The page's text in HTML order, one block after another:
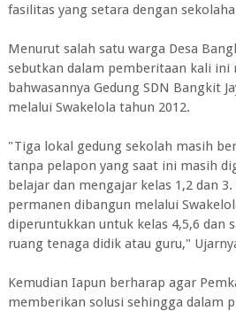
fasilitas yang setara dengan
Menurut salah satu warga Desa
sebutkan dalam pemberitaan kali ini
bahwasannya Gedung SDN Bangkit
melalui Swakelola tahun 2012.
"Tiga lokal gedung sekolah masih
tanpa pelapon yang saat ini masih
belajar dan mengajar kelas 1,2 dan
permanen dibangun melalui
diperuntukkan untuk kelas 4,5,6 dan
ruang tenaga didik atau guru,"
Kemudian Iapun berharap agar
memberikan solusi sehingga dalam